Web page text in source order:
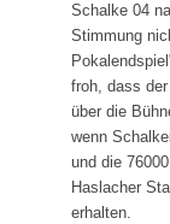
Schalke 04
Stimmung
froh, dass
über die
wenn
und die
Haslacher
erhalten.